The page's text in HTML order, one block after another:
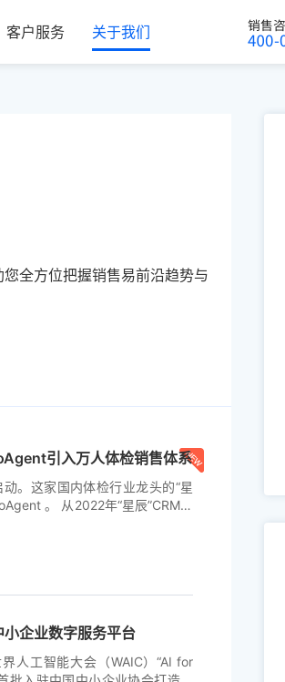
客户服务 关于我们
全方位把握销售易前沿趋势与
引入万人体检销售体系
。这家国内体检行业龙头的“星
。 从2022年“星辰”CRM上
企业数字服务平台
人工智能大会（WAIC）“AI for